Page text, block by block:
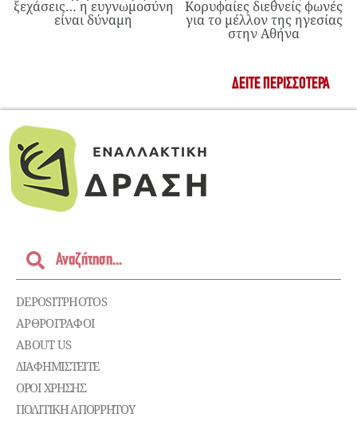
ξεχάσεις… η ευγνωμοσύνη
είναι δύναμη
Κορυφαίες διεθνείς φωνές
για το μέλλον της ηγεσίας
στην Αθήνα
ΔΕΊΤΕ ΠΕΡΙΣΣΌΤΕΡΑ
DEPOSITPHOTOS
ΑΡΘΡΟΓΡΑΦΟΙ
ABOUT US
ΔΙΑΦΗΜΙΣΤΕΊΤΕ
ΌΡΟΙ ΧΡΉΣΗΣ
ΠΟΛΙΤΙΚΉ ΑΠΟΡΡΉΤΟΥ